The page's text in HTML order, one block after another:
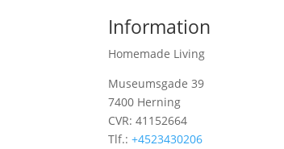
Information
Homemade Living
Museumsgade 39
7400 Herning
CVR: 41152664
Tlf.:+4523430206